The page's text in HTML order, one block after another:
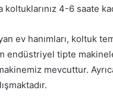
koltuklarınız 4-6 saate
ev hanımları, koltuk
endüstriyel tipte
mevcuttur.